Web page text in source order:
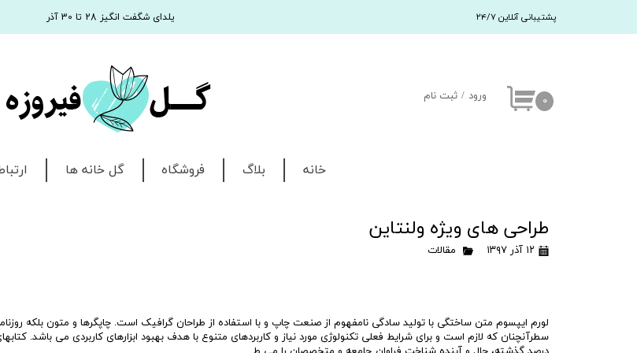
پشتیبانی آنلاین ۲۴/۷ یلدای شگفت انگیز 28 تا 30 آذر
ورود / ثبت نام
۰
خانه بلاگ فروشگاه گل خانه ها
طراحی های ویژه ولنتاین
۱۲ آذر ۱۳۹۷ مقالات
لورم ایپسوم متن ساختگی با تولید سادگی نامفهوم از صنعت چاپ و با استفاده از طراحان گرافیک است. چاپگرها و متون بلکه
سطرآنچنان که لازم است و برای شرایط فعلی تکنولوژی مورد نیاز و کاربردهای متنوع با هدف بهبود ابزارهای کاربردی می باشد.